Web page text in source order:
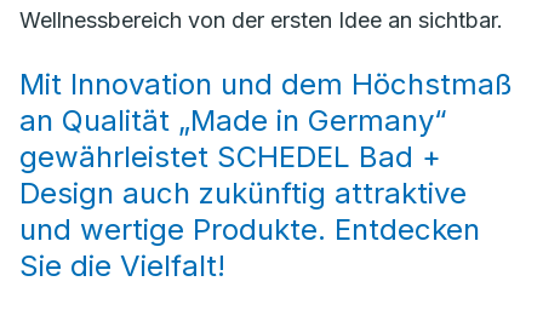
Wellnessbereich von der ersten Idee an sichtbar.
Mit Innovation und dem Höchstmaß
an Qualität „Made in Germany“
gewährleistet SCHEDEL Bad +
Design auch zukünftig attraktive
und wertige Produkte. Entdecken
Sie die Vielfalt!